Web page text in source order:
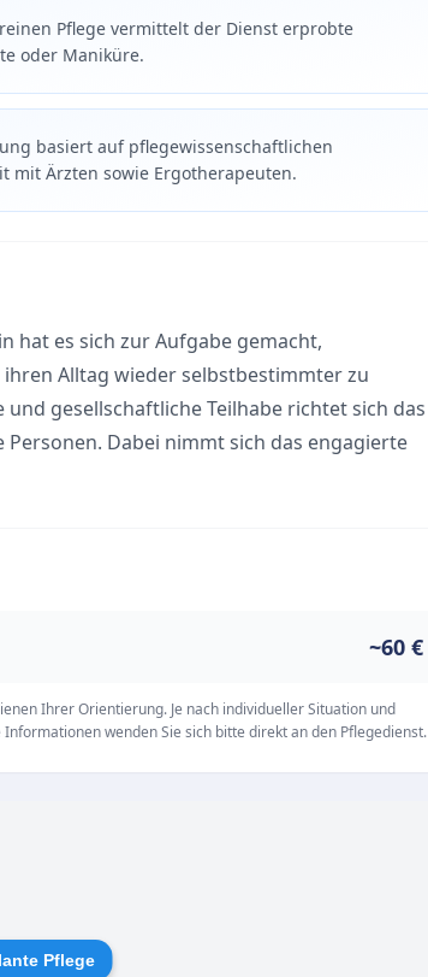
Pflege vermittelt der Dienst erprobte
oder Maniküre.
basiert auf pflegewissenschaftlichen
mit Ärzten sowie Ergotherapeuten.
hat es sich zur Aufgabe gemacht,
Alltag wieder selbstbestimmter zu
gesellschaftliche Teilhabe richtet sich das
Dabei nimmt sich das engagierte
an, wie beispielsweise der Betreuung
großen Wert auf transparente und
interdisziplinäres Netzwerk aus Ärzten
– von der Maniküre bis hin zum
~60 €
Ihrer Orientierung. Je nach individueller Situation und
wenden Sie sich bitte direkt an den Pflegedienst.
Pflege